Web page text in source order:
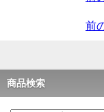
前
商品検索